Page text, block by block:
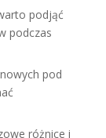
podjąć
podczas
pod
różnice i